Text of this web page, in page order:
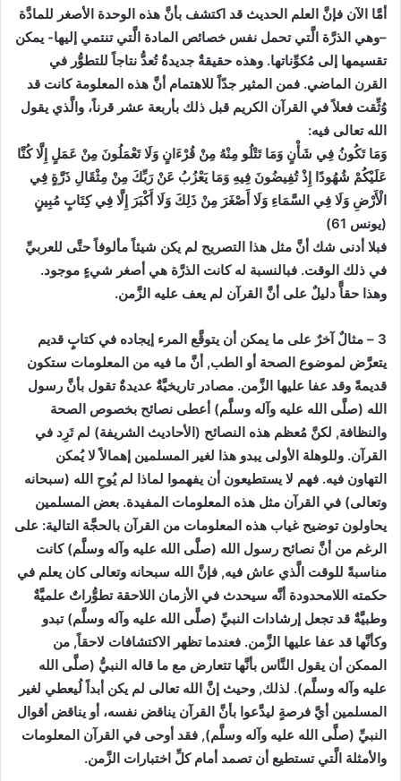
أمَّا الآن فإنَّ العلم الحديث قد اكتشف بأنَّ هذه الوحدة الأصغر للمادَّة
–وهي الذرَّة الَّتي تحمل نفس خصائص المادة الَّتي تنتمي إليها- يمكن
تقسيمها إلى مُكوِّناتها. وهذه حقيقةٌ جديدةٌ تُعدُّ نتاجاً للتطوُّر في
القرن الماضي. فمن المثير جدّاً للاهتمام أنَّ هذه المعلومة كانت قد
وُثِّقت فعلاً في القرآن الكريم قبل ذلك بأربعة عشر قرناً، والَّذي يقول
الله تعالى فيه:
وَمَا تَكُونُ فِي شَأْنٍ وَمَا تَتْلُو مِنْهُ مِنْ قُرْءَانٍ وَلَا تَعْمَلُونَ مِنْ عَمَلٍ إِلَّا كُنَّا
عَلَيْكُمْ شُهُودًا إِذْ تُفِيضُونَ فِيهِ وَمَا يَعْزُبُ عَنْ رَبِّكَ مِنْ مِثْقَالِ ذَرَّةٍ فِي
الْأَرْضِ وَلَا فِي السَّمَاءِ وَلَا أَصْغَرَ مِنْ ذَلِكَ وَلَا أَكْبَرَ إِلَّا فِي كِتَابٍ مُبِينٍ
(يونس 61)
فبلا أدنى شك أنَّ مثل هذا التصريح لم يكن شيئاً مألوفاً حتَّى للعربيِّ
في ذلك الوقت. فبالنسبة له كانت الذرَّة هي أصغر شيءٍ موجود.
وهذا حقاًّ دليلٌ على أنَّ القرآن لم يعف عليه الزَّمن.
3 – مثالٌ آخرٌ على ما يمكن أن يتوقَّع المرء إيجاده في كتابٍ قديم
يتعرَّض لموضوع الصحة أو الطب, أنَّ ما فيه من المعلومات ستكون
قديمةً وقد عفا عليها الزَّمن. مصادر تاريخيَّةٌ عديدةٌ تقول بأنَّ رسول
الله (صلَّى الله عليه وآله وسلَّم) أعطى نصائح بخصوص الصحة
والنظافة, لكنَّ مُعظم هذه النصائح (الأحاديث الشريفة) لم تَرِد في
القرآن. وللوهلة الأولى يبدو هذا لغير المسلمين إهمالاً لا يُمكن
التهاون فيه. فهم لا يستطيعون أن يفهموا لماذا لم يُوحِ الله (سبحانه
وتعالى) في القرآن مثل هذه المعلومات المفيدة. بعض المسلمين
يحاولون توضيح غياب هذه المعلومات من القرآن بالحجَّة التالية: على
الرغم من أنَّ نصائح رسول الله (صلَّى الله عليه وآله وسلَّم) كانت
مناسبةً للوقت الَّذي عاش فيه, فإنَّ الله سبحانه وتعالى كان يعلم في
حكمته اللامحدودة أنَّه سيحدث في الأزمان اللاحقة تطوُّراتٌ علميَّةٌ
وطبيَّةٌ قد تجعل إرشادات النبيِّ (صلَّى الله عليه وآله وسلَّم) تبدو
وكأنَّها قد عفا عليها الزَّمن. فعندما تظهر الاكتشافات لاحقاً, من
الممكن أن يقول النَّاس بأنَّها تتعارض مع ما قاله النبيُّ (صلَّى الله
عليه وآله وسلَّم). لذلك, وحيث إنَّ الله تعالى لم يكن أبداً لُيعطي لغير
المسلمين أيَّ فرصةٍ ليدَّعوا بأنَّ القرآن يناقض نفسه، أو يناقض أقوال
النبيِّ (صلَّى الله عليه وآله وسلَّم), فقد أوحى في القرآن المعلومات
والأمثلة الَّتي تستطيع أن تصمد أمام كلِّ اختبارات الزَّمن.